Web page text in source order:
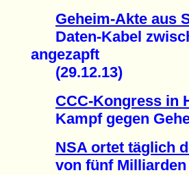
Geheim-Akte aus
Daten-Kabel
angezapft
(29.12.13)
CCC-Kongress in
Kampf gegen
NSA ortet täglich
von fünf Milliarden